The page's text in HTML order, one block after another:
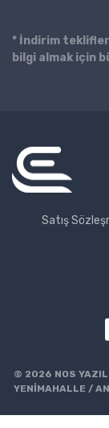
* İndirim
bilgi almak için
Satış
© 2026 NOS
YENİMAHALLE /